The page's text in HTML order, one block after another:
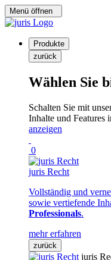
Menü öffnen
Produkte
zurück
Wählen Sie
Schalten Sie mit
Inhalte und Features
anzeigen
0
juris Recht
Vollständig und
sowie vertiefende
Professionals.
mehr erfahren
zurück
juris